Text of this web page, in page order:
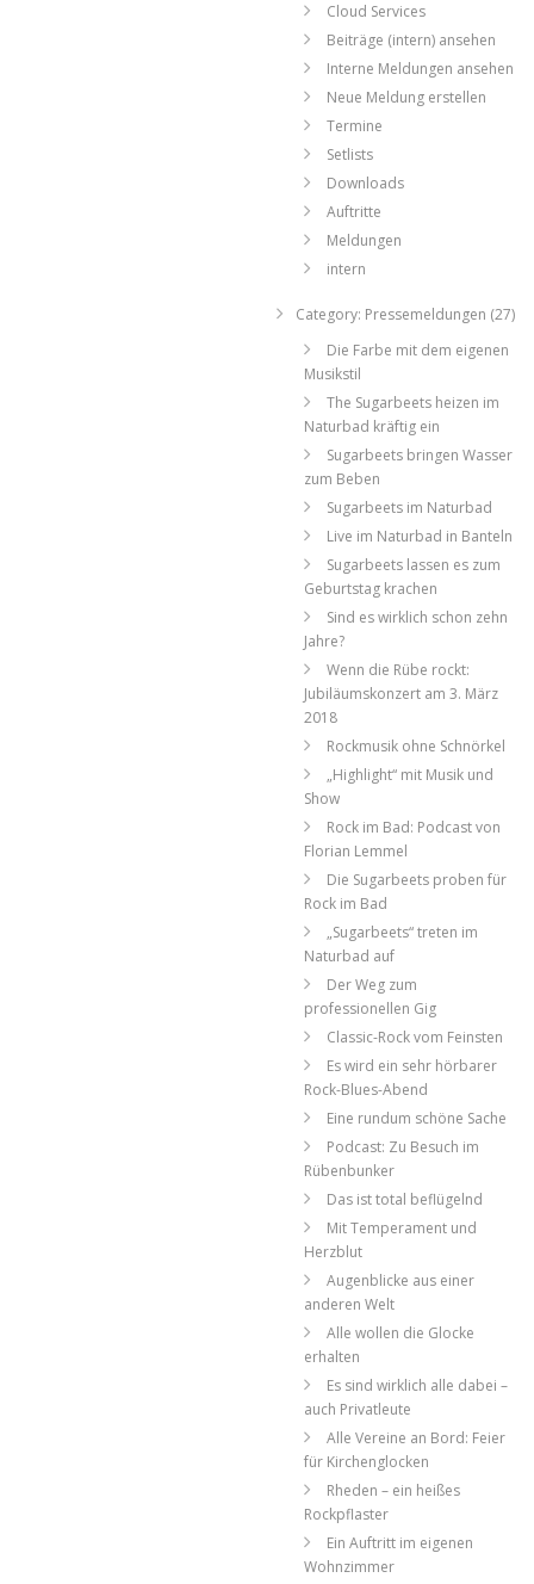
Cloud Services
Beiträge (intern) ansehen
Interne Meldungen ansehen
Neue Meldung erstellen
Termine
Setlists
Downloads
Auftritte
Meldungen
intern
Category: Pressemeldungen (27)
Die Farbe mit dem eigenen
Musikstil
The Sugarbeets heizen im
Naturbad kräftig ein
Sugarbeets bringen Wasser
zum Beben
Sugarbeets im Naturbad
Live im Naturbad in Banteln
Sugarbeets lassen es zum
Geburtstag krachen
Sind es wirklich schon zehn
Jahre?
Wenn die Rübe rockt:
Jubiläumskonzert am 3. März
2018
Rockmusik ohne Schnörkel
„Highlight“ mit Musik und
Show
Rock im Bad: Podcast von
Florian Lemmel
Die Sugarbeets proben für
Rock im Bad
„Sugarbeets“ treten im
Naturbad auf
Der Weg zum
professionellen Gig
Classic-Rock vom Feinsten
Es wird ein sehr hörbarer
Rock-Blues-Abend
Eine rundum schöne Sache
Podcast: Zu Besuch im
Rübenbunker
Das ist total beflügelnd
Mit Temperament und
Herzblut
Augenblicke aus einer
anderen Welt
Alle wollen die Glocke
erhalten
Es sind wirklich alle dabei –
auch Privatleute
Alle Vereine an Bord: Feier
für Kirchenglocken
Rheden – ein heißes
Rockpflaster
Ein Auftritt im eigenen
Wohnzimmer